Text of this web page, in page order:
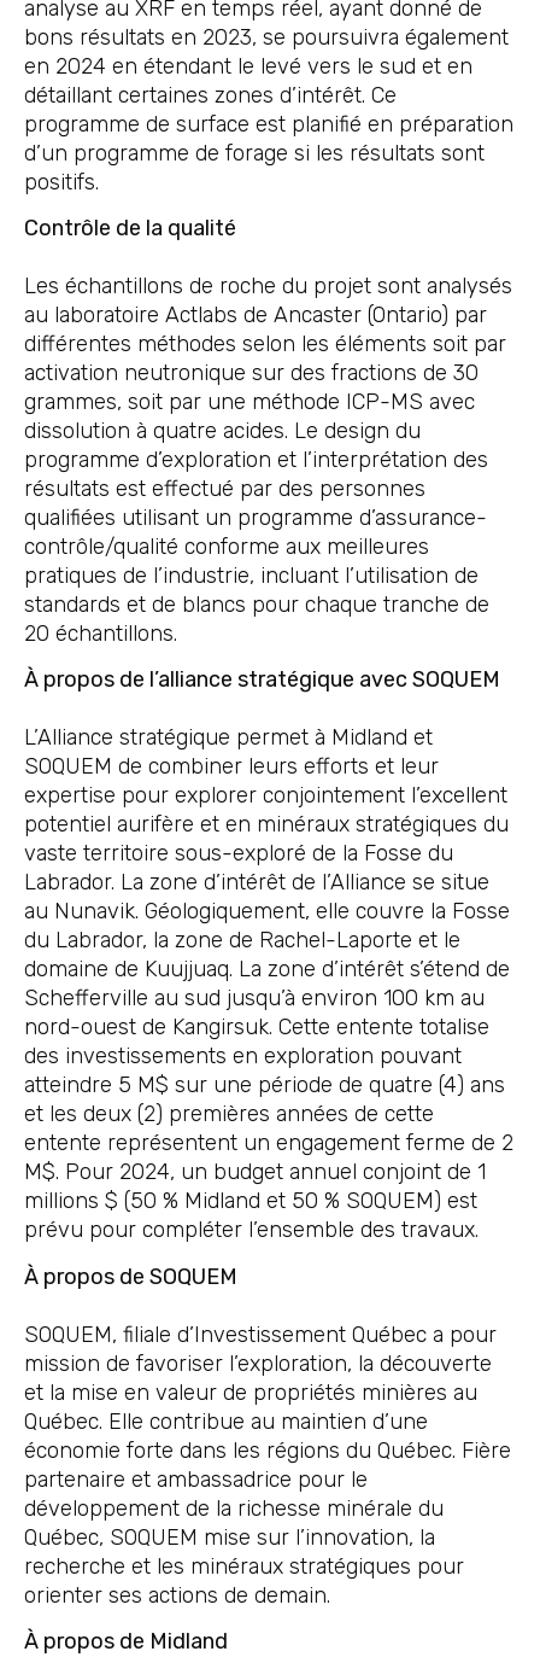
analyse au XRF en temps réel, ayant donné de
bons résultats en 2023, se poursuivra également
en 2024 en étendant le levé vers le sud et en
détaillant certaines zones d’intérêt. Ce
programme de surface est planifié en préparation
d’un programme de forage si les résultats sont
positifs.
Contrôle de la qualité
Les échantillons de roche du projet sont analysés
au laboratoire Actlabs de Ancaster (Ontario) par
différentes méthodes selon les éléments soit par
activation neutronique sur des fractions de 30
grammes, soit par une méthode ICP-MS avec
dissolution à quatre acides. Le design du
programme d’exploration et l’interprétation des
résultats est effectué par des personnes
qualifiées utilisant un programme d’assurance-
contrôle/qualité conforme aux meilleures
pratiques de l’industrie, incluant l’utilisation de
standards et de blancs pour chaque tranche de
20 échantillons.
À propos de l’alliance stratégique avec SOQUEM
L’Alliance stratégique permet à Midland et
SOQUEM de combiner leurs efforts et leur
expertise pour explorer conjointement l’excellent
potentiel aurifère et en minéraux stratégiques du
vaste territoire sous-exploré de la Fosse du
Labrador. La zone d’intérêt de l’Alliance se situe
au Nunavik. Géologiquement, elle couvre la Fosse
du Labrador, la zone de Rachel-Laporte et le
domaine de Kuujjuaq. La zone d’intérêt s’étend de
Schefferville au sud jusqu’à environ 100 km au
nord-ouest de Kangirsuk. Cette entente totalise
des investissements en exploration pouvant
atteindre 5 M$ sur une période de quatre (4) ans
et les deux (2) premières années de cette
entente représentent un engagement ferme de 2
M$. Pour 2024, un budget annuel conjoint de 1
millions $ (50 % Midland et 50 % SOQUEM) est
prévu pour compléter l’ensemble des travaux.
À propos de SOQUEM
SOQUEM, filiale d’Investissement Québec a pour
mission de favoriser l’exploration, la découverte
et la mise en valeur de propriétés minières au
Québec. Elle contribue au maintien d’une
économie forte dans les régions du Québec. Fière
partenaire et ambassadrice pour le
développement de la richesse minérale du
Québec, SOQUEM mise sur l’innovation, la
recherche et les minéraux stratégiques pour
orienter ses actions de demain.
À propos de Midland